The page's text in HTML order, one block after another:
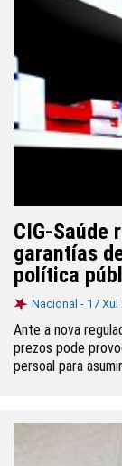
CIG-Saúde
garantías
política
Nacional - 17 Xul
Ante a nova
prezos pode
persoal para